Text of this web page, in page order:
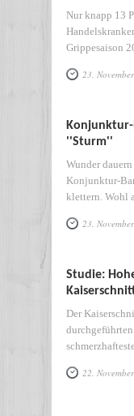
Nur knapp 13
Grippesaison
23.
''Sturm''
Wunder
Konjunktur-
klettern. Wohl
23.
Studie:
Der
22.